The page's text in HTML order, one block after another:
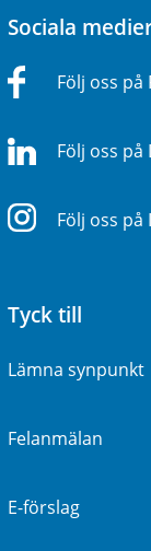
Sociala
Följ oss på
Följ oss på
Följ oss
Tyck till
Lämna synpunkt
Felanmälan
E-förslag